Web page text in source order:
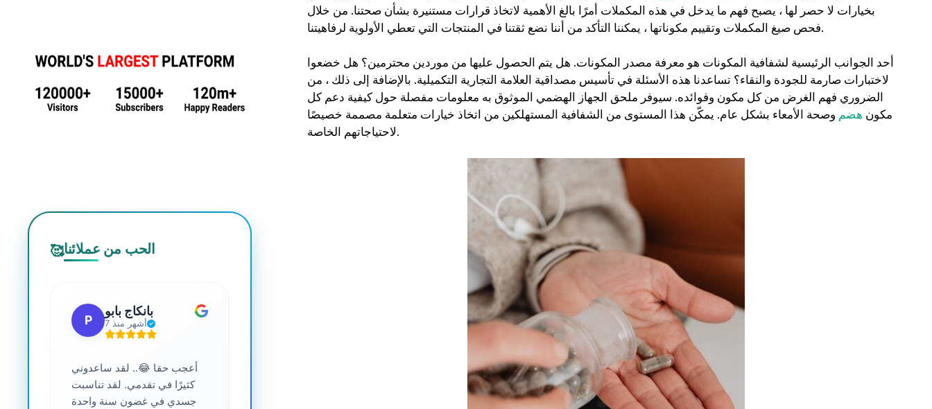
بخيارات لا حصر لها ، يصبح فهم ما يدخل في هذه المكملات أمرًا بالغ الأهمية لاتخاذ قرارات مستنيرة بشأن صحتنا. من خلال
فحص صيغ المكملات وتقييم مكوناتها ، يمكننا التأكد من أننا نضع ثقتنا في المنتجات التي تعطي الأولوية لرفاهيتنا.
أحد الجوانب الرئيسية لشفافية المكونات هو معرفة مصدر المكونات. هل يتم الحصول عليها من موردين محترمين؟ هل خضعوا
لاختبارات صارمة للجودة والنقاء؟ تساعدنا هذه الأسئلة في تأسيس مصداقية العلامة التجارية التكميلية. بالإضافة إلى ذلك ، من
الضروري فهم الغرض من كل مكون وفوائده. سيوفر ملحق الجهاز الهضمي الموثوق به معلومات مفصلة حول كيفية دعم كل
مكون هضم وصحة الأمعاء بشكل عام. يمكّن هذا المستوى من الشفافية المستهلكين من اتخاذ خيارات متعلمة مصممة خصيصًا
لاحتياجاتهم الخاصة.
🥰الحب من عملائنا
P
بانكاج بابو
7 أشهر منذ
أعجب حقا 😂.. لقد ساعدوني
كثيرًا في تقدمي. لقد تناسبت
جسدي في غضون سنة واحدة
بيوش ياداف
قبل عام
لقد غير موقع استشارات اللياقة
البدنية هذا أسلوب حياتي حقًا.
كان من السهل اتباع خطط